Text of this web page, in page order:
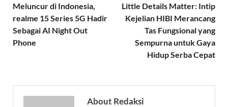
Meluncur di Indonesia,
realme 15 Series 5G Hadir
Sebagai AI Night Out
Phone
Little Details Matter: Intip
Kejelian HIBI Merancang
Tas Fungsional yang
Sempurna untuk Gaya
Hidup Serba Cepat
About Redaksi